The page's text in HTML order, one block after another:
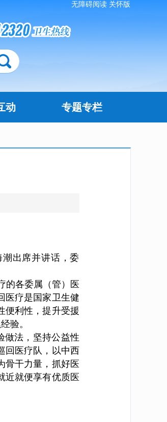
无障碍阅读 关怀版
动 专题专栏
出席并讲话，委
的各委属（管）医
医疗是国家卫生健
便利性，提升受援
验。
做法，坚持公益性
回医疗队，以中西
骨干力量，抓好医
近就便享有优质医